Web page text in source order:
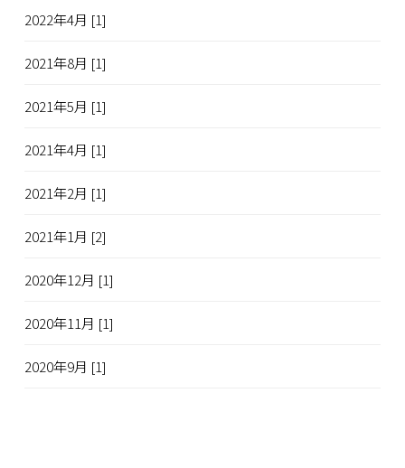
2022年4月 [1]
2021年8月 [1]
2021年5月 [1]
2021年4月 [1]
2021年2月 [1]
2021年1月 [2]
2020年12月 [1]
2020年11月 [1]
2020年9月 [1]